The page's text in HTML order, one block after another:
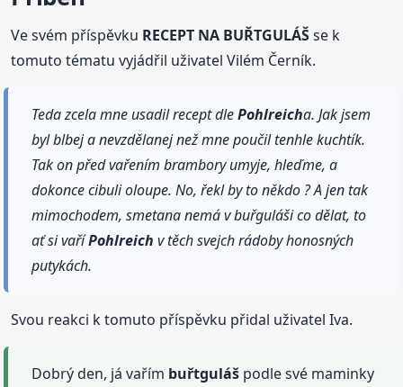
Ve svém příspěvku RECEPT NA BUŘTGULÁŠse k
tomuto tématu vyjádřil uživatel Vilém Černík.
Teda zcela mne usadil recept dlePohlreicha. Jak jsem
byl blbej a nevzdělanej než mne poučil tenhle kuchtík.
Tak on před vařením brambory umyje, hleďme, a
dokonce cibuli oloupe. No, řekl by to někdo ? A jen tak
mimochodem, smetana nemá v buřguláši co dělat, to
ať si vaříPohlreich v těch svejch rádoby honosných
putykách.
Svou reakci k tomuto příspěvku přidal uživatel Iva.
Dobrý den, já vařím buřtguláš podle své maminky